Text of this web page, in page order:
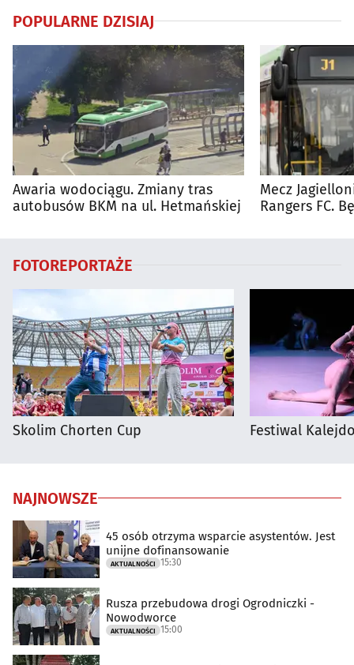
POPULARNE DZISIAJ
Awaria wodociągu. Zmiany tras
autobusów BKM na ul. Hetmańskiej
Mecz
Rangers FC.
FOTOREPORTAŻE
Skolim Chorten Cup Festiwal
NAJNOWSZE
45 osób otrzyma wsparcie asystentów. Jest
unijne dofinansowanie
AKTUALNOŚCI 15:30
Rusza przebudowa drogi Ogrodniczki -
Nowodworce
AKTUALNOŚCI 15:00